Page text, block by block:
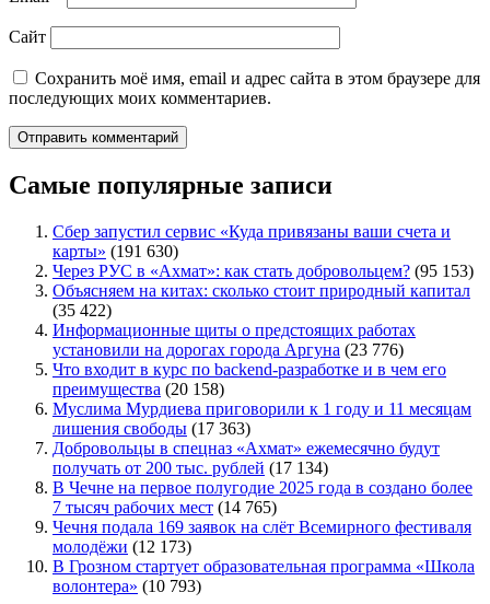
Сайт
Сохранить моё имя, email и адрес сайта в этом браузере для
последующих моих комментариев.
Самые популярные записи
Сбер запустил сервис «Куда привязаны ваши счета и
карты» (191 630)
Через РУС в «Ахмат»: как стать добровольцем? (95 153)
Объясняем на китах: сколько стоит природный капитал
(35 422)
Информационные щиты о предстоящих работах
установили на дорогах города Аргуна (23 776)
Что входит в курс по backend-разработке и в чем его
преимущества (20 158)
Муслима Мурдиева приговорили к 1 году и 11 месяцам
лишения свободы (17 363)
Добровольцы в спецназ «Ахмат» ежемесячно будут
получать от 200 тыс. рублей (17 134)
В Чечне на первое полугодие 2025 года в создано более
7 тысяч рабочих мест (14 765)
Чечня подала 169 заявок на слёт Всемирного фестиваля
молодёжи (12 173)
В Грозном стартует образовательная программа «Школа
волонтера» (10 793)